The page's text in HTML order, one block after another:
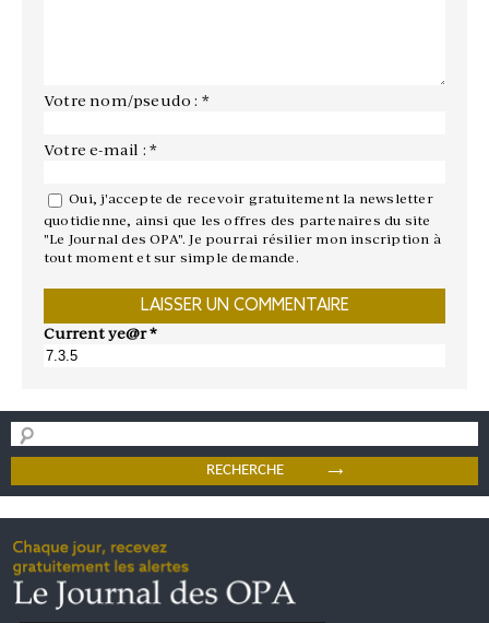
Votre nom/pseudo : *
Votre e-mail : *
Oui, j'accepte de recevoir gratuitement la newsletter
quotidienne, ainsi que les offres des partenaires du site
"Le Journal des OPA". Je pourrai résilier mon inscription à
tout moment et sur simple demande.
Current ye@r*